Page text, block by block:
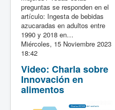
preguntas se responden en el
artículo: Ingesta de bebidas
azucaradas en adultos entre
1990 y 2018 en…
Miércoles, 15 Noviembre 2023
18:42
Video: Charla sobre
Innovación en
alimentos